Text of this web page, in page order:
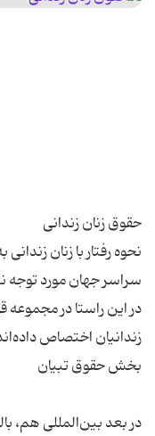
نحوه رفتار با زنان
سراسر جهان مورد
در این راستا در مجموعه